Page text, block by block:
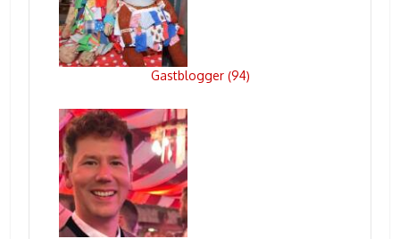
Gastblogger (94)